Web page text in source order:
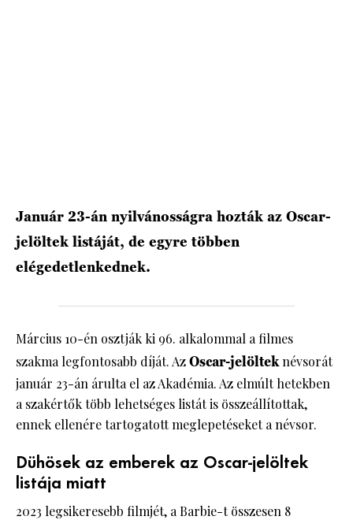
Január 23-án nyilvánosságra hozták az Oscar-
jelöltek listáját, de egyre többen
elégedetlenkednek.
Március 10-én osztják ki 96. alkalommal a filmes
szakma legfontosabb díját. AzOscar-jelölteknévsorát
január 23-án árulta el az Akadémia. Az elmúlt hetekben
a szakértők több lehetséges listát is összeállítottak,
ennek ellenére tartogatott meglepetéseket a névsor.
Dühösek az emberek az Oscar-jelöltek
listája miatt
2023 legsikeresebb filmjét, a Barbie-t összesen 8